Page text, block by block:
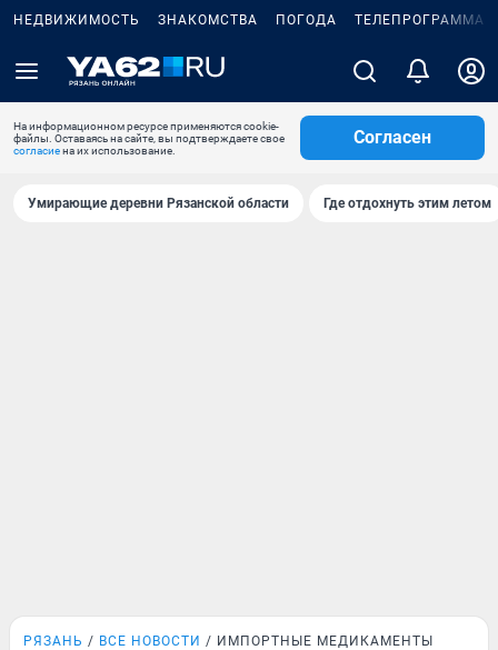
НЕДВИЖИМОСТЬ ЗНАКОМСТВА ПОГОДА ТЕЛЕПРОГРАММА
На информационном ресурсе применяются cookie-
файлы. Оставаясь на сайте, вы подтверждаете свое
согласиена их использование.
Согласен
Умирающие деревни Рязанской области Где отдохнуть этим летом
РЯЗАНЬ ВСЕ НОВОСТИ ИМПОРТНЫЕ МЕДИКАМЕНТЫ